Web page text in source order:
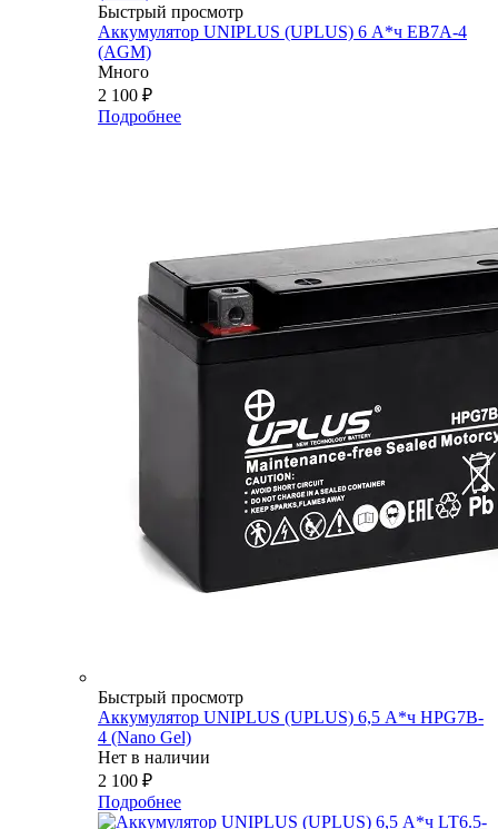
Быстрый просмотр
Аккумулятор UNIPLUS (UPLUS) 6 А*ч EB7A-4
(AGM)
Много
2 100 ₽
Подробнее
Быстрый просмотр
Аккумулятор UNIPLUS (UPLUS) 6,5 А*ч HPG7B-
4 (Nano Gel)
Нет в наличии
2 100 ₽
Подробнее